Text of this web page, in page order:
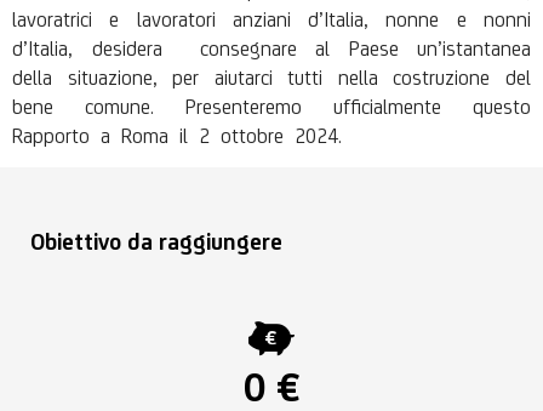
lavoratrici e lavoratori anziani d’Italia, nonne e nonni
d’Italia, desidera consegnare al Paese un’istantanea
della situazione, per aiutarci tutti nella costruzione del
bene comune. Presenteremo ufficialmente questo
Rapporto a Roma il 2 ottobre 2024.
Obiettivo da raggiungere
0 €